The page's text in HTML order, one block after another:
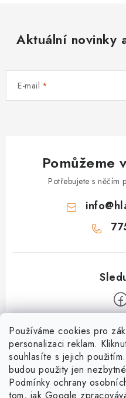
Používáme cookies pro
personalizaci reklam.
souhlasíte s jejich
budou použity jen
Podmínky ochrany
Aktuální novinky
E-mail
Pomůžeme
Potřebujete s něčím
info@
Informace
O nás
Služby